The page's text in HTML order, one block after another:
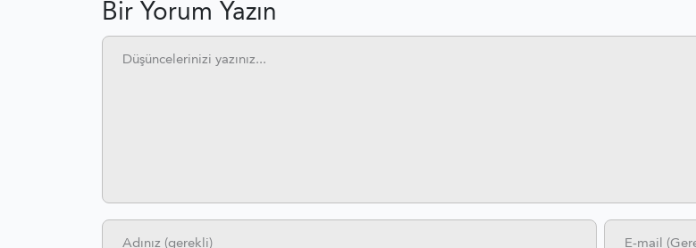
Bir Yorum Yazın